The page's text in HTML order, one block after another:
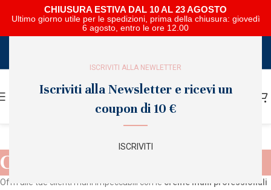
ISCRIVITI ALLA NEWLETTER
Iscriviti alla Newsletter e ricevi un
coupon di 10 €
ISCRIVITI
CHIUSURA ESTIVA DAL 10 AL 23 AGOSTO
Ultimo giorno utile per le spedizioni, prima della chiusura: giovedì
6 agosto, entro le ore 12.00
Creme Mani
Offri alle tue clienti mani impeccabili con le creme mani professionali